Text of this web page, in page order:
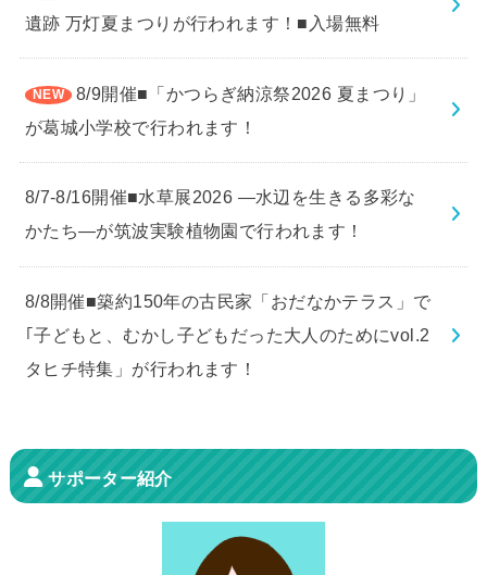
遺跡 万灯夏まつりが行われます！■入場無料
8/9開催■「かつらぎ納涼祭2026 夏まつり」
が葛城小学校で行われます！
8/7-8/16開催■水草展2026 ―水辺を生きる多彩な
かたち―が筑波実験植物園で行われます！
8/8開催■築約150年の古民家「おだなかテラス」で
｢子どもと、むかし子どもだった大人のためにvol.2
タヒチ特集」が行われます！
サポーター紹介